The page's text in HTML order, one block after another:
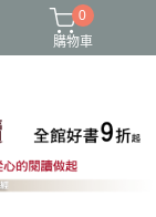
0
購物車